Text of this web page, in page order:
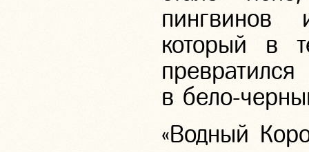
который в
в бело-
«Водный